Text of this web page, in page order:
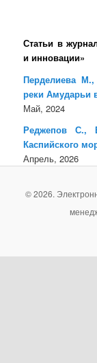
Статьи в
и инновации»
Перделиева
реки Амударьи
Май, 2024
Реджепов С.,
Каспийского
Апрель, 2026
© 2026.